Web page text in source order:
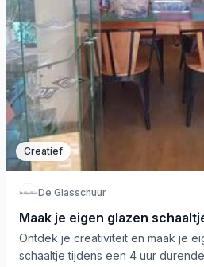
Creatief
De Glasschuur
Maak je eigen glazen
Ontdek je creativiteit en maak je
schaaltje tijdens een 4 uur